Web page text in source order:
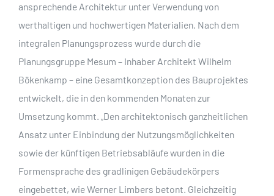
ansprechende Architektur unter Verwendung von
werthaltigen und hochwertigen Materialien. Nach dem
integralen Planungsprozess wurde durch die
Planungsgruppe Mesum – Inhaber Architekt Wilhelm
Bökenkamp – eine Gesamtkonzeption des Bauprojektes
entwickelt, die in den kommenden Monaten zur
Umsetzung kommt. „Den architektonisch ganzheitlichen
Ansatz unter Einbindung der Nutzungsmöglichkeiten
sowie der künftigen Betriebsabläufe wurden in die
Formensprache des gradlinigen Gebäudekörpers
eingebettet, wie Werner Limbers betont. Gleichzeitig